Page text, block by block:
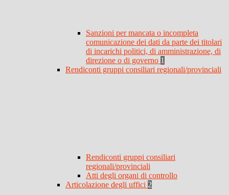
Sanzioni per mancata o incompleta
comunicazione dei dati da parte dei titolari
di incarichi politici, di amministrazione, di
direzione o di governo 1
Rendiconti gruppi consiliari regionali/provinciali
Rendiconti gruppi consiliari
regionali/provinciali
Atti degli organi di controllo
Articolazione degli uffici 2